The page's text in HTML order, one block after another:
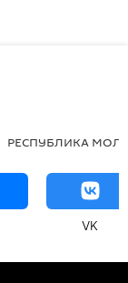
РЕСПУБЛИКА
VK